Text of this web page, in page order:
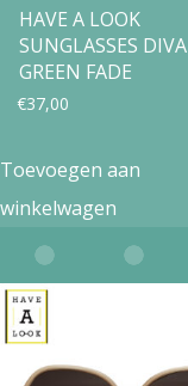
HAVE A LOOK
SUNGLASSES DIVA
GREEN FADE
€37,00
Toevoegen aan
winkelwagen